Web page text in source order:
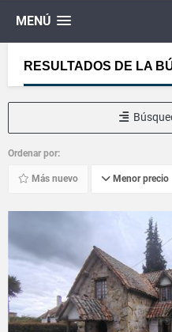
MENÚ
RESULTADOS DE LA
Ordenar por:
Más nuevo Menor precio
VER